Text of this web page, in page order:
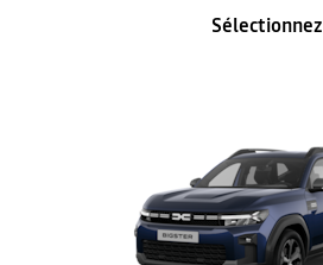
Sélectionnez